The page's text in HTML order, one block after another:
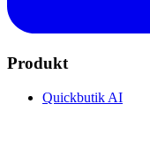
Produkt
Quickbutik AI